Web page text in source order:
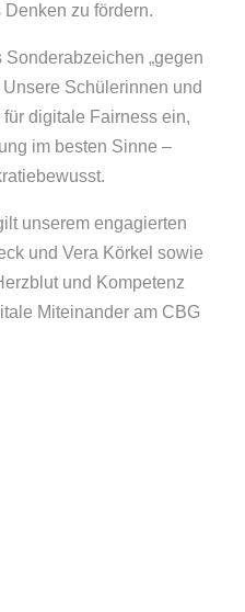
zu fördern.
„gegen
Schülerinnen und
digitale Fairness ein,
im besten Sinne –
unserem engagierten
und Vera Körkel sowie
und Kompetenz
Miteinander am CBG